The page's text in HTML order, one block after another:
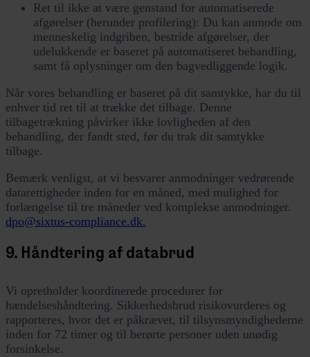
Ret til ikke at være genstand for automatiserede
afgørelser (herunder profilering): Du kan anmode om
menneskelig indgriben, bestride afgørelser, der
udelukkende er baseret på automatiseret behandling,
samt få oplysninger om den bagvedliggende logik.
Når vores behandling er baseret på dit samtykke, har du til
enhver tid ret til at trække det tilbage. Denne
tilbagetrækning påvirker ikke lovligheden af den
behandling, der fandt sted, før du trak dit samtykke
tilbage.
Bemærk venligst, at vi besvarer anmodninger vedrørende
datarettigheder inden for en måned, med mulighed for
forlængelse til tre måneder ved komplekse anmodninger.
dpo@sixtus-compliance.dk.
9. Håndtering af databrud
Vi opretholder koordinerede procedurer for
hændelseshåndtering. Sikkerhedsbrud risikovurderes og
rapporteres, hvor det er påkrævet, til tilsynsmyndighederne
inden for 72 timer og til berørte personer uden unødig
forsinkelse.